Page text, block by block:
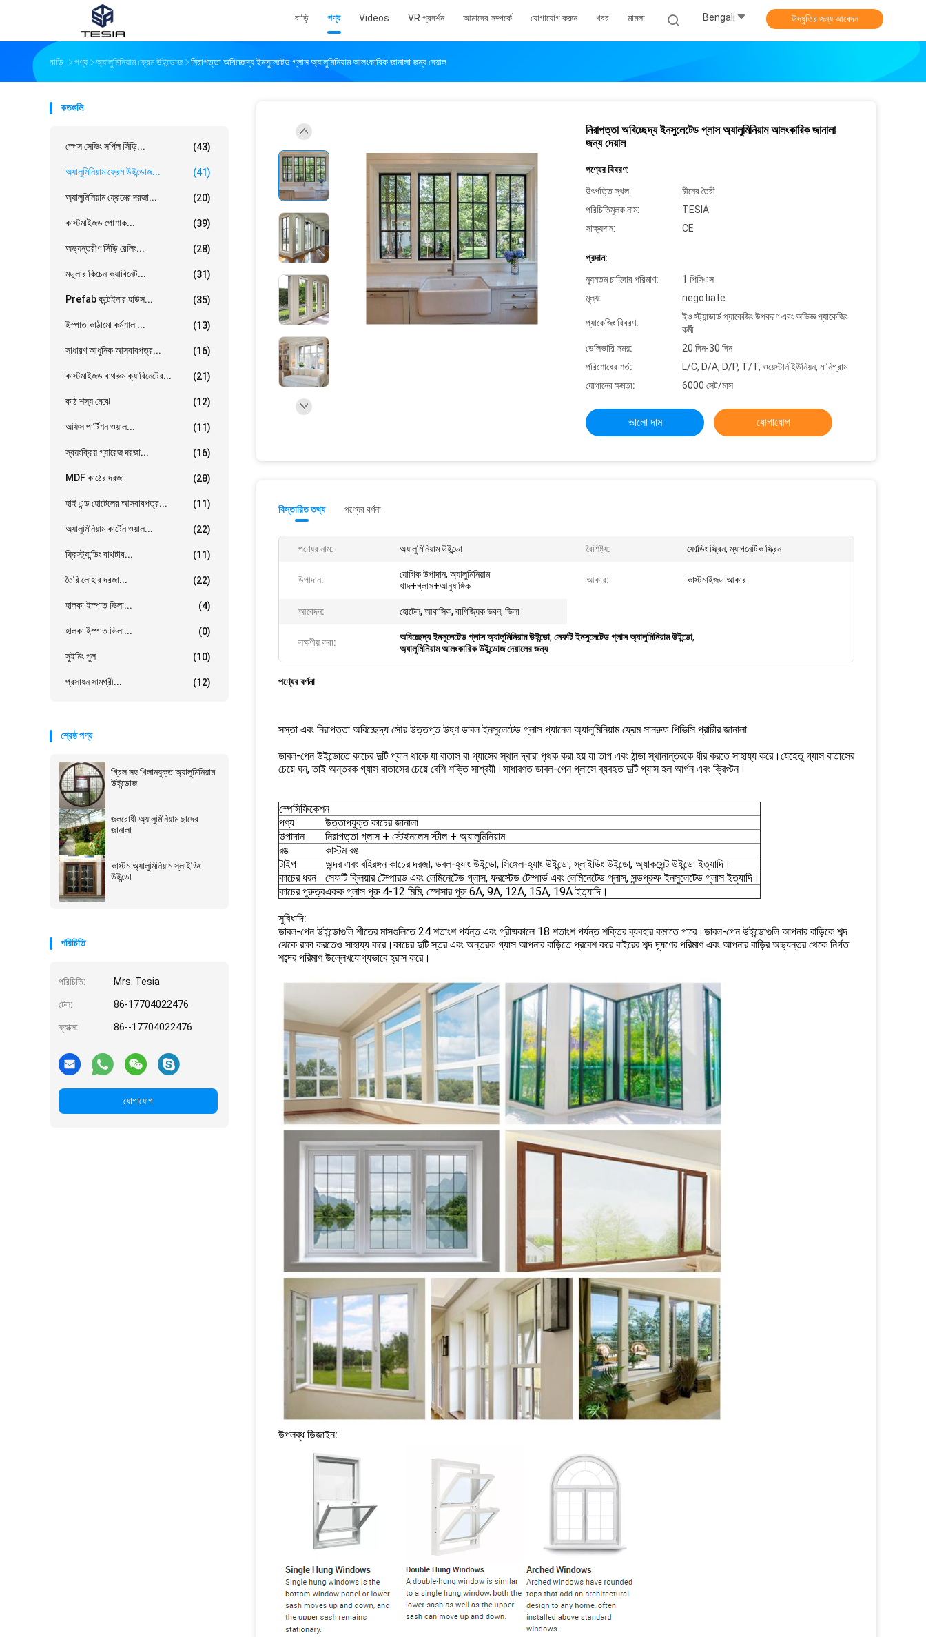
বাড়ি পণ্য Videos VR প্রদর্শন আমাদের সম্পর্কে যোগাযোগ করুন খবর মামলা Bengali উদ্ধৃতির জন্য আবেদন
বাড়ি পণ্য অ্যালুমিনিয়াম ফ্রেম উইন্ডোজ নিরাপত্তা অবিচ্ছেদ্য ইনসুলেটেড গ্লাস অ্যালুমিনিয়াম আলংকারিক জানালা জন্য দেয়াল
কতগুলি
স্পেস সেভিং সর্পিল সিঁড়ি... (43)
অ্যালুমিনিয়াম ফ্রেম উইন্ডোজ... (41)
অ্যালুমিনিয়াম ফ্রেমের দরজা... (20)
কাস্টমাইজড পোশাক... (39)
অভ্যন্তরীণ সিঁড়ি রেলিং... (28)
মডুলার কিচেন ক্যাবিনেট... (31)
Prefab কন্টেইনার হাউস... (35)
ইস্পাত কাঠামো কর্মশালা... (13)
সাধারণ আধুনিক আসবাবপত্র... (16)
কাস্টমাইজড বাথরুম ক্যাবিনেটের... (21)
কাঠ শস্য মেঝে (12)
অফিস পার্টিশন ওয়াল... (11)
স্বয়ংক্রিয় গ্যারেজ দরজা... (16)
MDF কাঠের দরজা (28)
হাই এন্ড হোটেলের আসবাবপত্র... (11)
অ্যালুমিনিয়াম কার্টেন ওয়াল... (22)
ফ্রিস্ট্যান্ডিং বাথটাব... (11)
তৈরি লোহার দরজা... (22)
হালকা ইস্পাত ভিলা... (4)
হালকা ইস্পাত ভিলা... (0)
সুইমিং পুল (10)
প্রসাধন সামগ্রী... (12)
শ্রেষ্ঠ পণ্য
গ্রিল সহ খিলানযুক্ত অ্যালুমিনিয়াম
উইন্ডোজ
জলরোধী অ্যালুমিনিয়াম ছাদের
জানালা
কাস্টম অ্যালুমিনিয়াম স্লাইডিং
উইন্ডো
পরিচিতি
পরিচিতি: Mrs. Tesia
টেল: 86-17704022476
ফ্যাক্স: 86--17704022476
যোগাযোগ
নিরাপত্তা অবিচ্ছেদ্য ইনসুলেটেড গ্লাস অ্যালুমিনিয়াম আলংকারিক জানালা
জন্য দেয়াল
পণ্যের বিবরণ:
উৎপত্তি স্থল:
চীনের তৈরী
পরিচিতিমুলক নাম:
TESIA
সাক্ষ্যদান:
CE
প্রদান:
ন্যূনতম চাহিদার পরিমাণ:
1 পিসিএস
মূল্য:
negotiate
প্যাকেজিং বিবরণ:
ইও স্ট্যান্ডার্ড প্যাকেজিং উপকরণ এবং অভিজ্ঞ প্যাকেজিং
কর্মী
ডেলিভারি সময়:
20 দিন-30 দিন
পরিশোধের শর্ত:
L/C, D/A, D/P, T/T, ওয়েস্টার্ন ইউনিয়ন, মানিগ্রাম
যোগানের ক্ষমতা:
6000 সেট/মাস
ভালো দাম যোগাযোগ
বিস্তারিত তথ্য পণ্যের বর্ণনা
পণ্যের নাম: অ্যালুমিনিয়াম উইন্ডো বৈশিষ্ট্য: ফোল্ডিং স্ক্রিন, ম্যাগনেটিক স্ক্রিন
উপাদান:
যৌগিক উপাদান, অ্যালুমিনিয়াম
খাদ+গ্লাস+আনুষাঙ্গিক
আকার: কাস্টমাইজড আকার
আবেদন: হোটেল, আবাসিক, বাণিজ্যিক ভবন, ভিলা
লক্ষণীয় করা: অবিচ্ছেদ্য ইনসুলেটেড গ্লাস অ্যালুমিনিয়াম উইন্ডো, সেফটি ইনসুলেটেড গ্লাস অ্যালুমিনিয়াম উইন্ডো,
অ্যালুমিনিয়াম আলংকারিক উইন্ডোজ দেয়ালের জন্য
পণ্যের বর্ণনা
সস্তা এবং নিরাপত্তা অবিচ্ছেদ্য সৌর উত্তপ্ত উষ্ণ ডাবল ইনসুলেটেড গ্লাস প্যানেল অ্যালুমিনিয়াম ফ্রেম সানরুফ পিভিসি প্রাচীর জানালা
ডাবল-পেন উইন্ডোতে কাচের দুটি প্যান থাকে যা বাতাস বা গ্যাসের স্থান দ্বারা পৃথক করা হয় যা তাপ এবং ঠান্ডা স্থানান্তরকে ধীর করতে সাহায্য করে।যেহেতু গ্যাস বাতাসের
চেয়ে ঘন, তাই অন্তরক গ্যাস বাতাসের চেয়ে বেশি শক্তি সাশ্রয়ী।সাধারণত ডাবল-পেন গ্লাসে ব্যবহৃত দুটি গ্যাস হল আর্গন এবং ক্রিপ্টন।
স্পেসিফিকেশন
পণ্য
উত্তাপযুক্ত কাচের জানালা
উপাদান
নিরাপত্তা গ্লাস + স্টেইনলেস স্টীল + অ্যালুমিনিয়াম
রঙ
কাস্টম রঙ
টাইপ
অন্দর এবং বহিরঙ্গন কাচের দরজা, ডবল-হ্যাং উইন্ডো, সিঙ্গেল-হ্যাং উইন্ডো, স্লাইডিং উইন্ডো, অ্যাকসেন্ট উইন্ডো ইত্যাদি।
কাচের ধরন
সেফটি ক্লিয়ার টেম্পারড এবং লেমিনেটেড গ্লাস, ফরস্টেড টেম্পার্ড এবং লেমিনেটেড গ্লাস, সন্ডপ্রুফ ইনসুলেটেড গ্লাস ইত্যাদি।
কাচের পুরুত্বএকক গ্লাস পুরু 4-12 মিমি, স্পেসার পুরু 6A, 9A, 12A, 15A, 19A ইত্যাদি।
সুবিধাদি:
ডাবল-পেন উইন্ডোগুলি শীতের মাসগুলিতে 24 শতাংশ পর্যন্ত এবং গ্রীষ্মকালে 18 শতাংশ পর্যন্ত শক্তির ব্যবহার কমাতে পারে।ডাবল-পেন উইন্ডোগুলি আপনার বাড়িকে শব্দ
থেকে রক্ষা করতেও সাহায্য করে।কাচের দুটি স্তর এবং অন্তরক গ্যাস আপনার বাড়িতে প্রবেশ করে বাইরের শব্দ দূষণের পরিমাণ এবং আপনার বাড়ির অভ্যন্তর থেকে নির্গত
শব্দের পরিমাণ উল্লেখযোগ্যভাবে হ্রাস করে।
উপলব্ধ ডিজাইন: